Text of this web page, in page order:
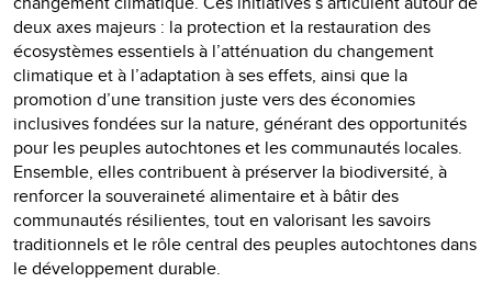
deux axes majeurs : la protection et la restauration des
écosystèmes essentiels à l’atténuation du changement
climatique et à l’adaptation à ses effets, ainsi que la
promotion d’une transition juste vers des économies
inclusives fondées sur la nature, générant des opportunités
pour les peuples autochtones et les communautés locales.
Ensemble, elles contribuent à préserver la biodiversité, à
renforcer la souveraineté alimentaire et à bâtir des
communautés résilientes, tout en valorisant les savoirs
traditionnels et le rôle central des peuples autochtones dans
le développement durable.